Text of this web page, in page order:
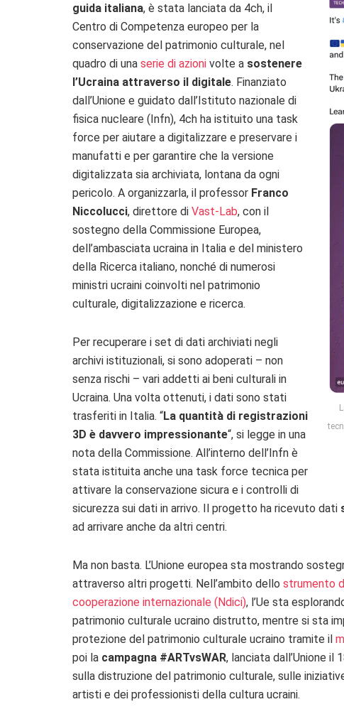
guida italiana, è stata lanciata da 4ch, il
Centro di Competenza europeo per la
conservazione del patrimonio culturale, nel
quadro di una serie di azioni volte a sostenere
l’Ucraina attraverso il digitale. Finanziato
dall’Unione e guidato dall’Istituto nazionale di
fisica nucleare (Infn), 4ch ha istituito una task
force per aiutare a digitalizzare e preservare i
manufatti e per garantire che la versione
digitalizzata sia archiviata, lontana da ogni
pericolo. A organizzarla, il professor Franco
Niccolucci, direttore di Vast-Lab, con il
sostegno della Commissione Europea,
dell’ambasciata ucraina in Italia e del ministero
della Ricerca italiano, nonché di numerosi
ministri ucraini coinvolti nel patrimonio
culturale, digitalizzazione e ricerca.
Per recuperare i set di dati archiviati negli
archivi istituzionali, si sono adoperati – non
senza rischi – vari addetti ai beni culturali in
Ucraina. Una volta ottenuti, i dati sono stati
trasferiti in Italia. “La quantità di registrazioni
3D è davvero impressionante“, si legge in una
nota della Commissione. All’interno dell’Infn è
stata istituita anche una task force tecnica per
attivare la conservazione sicura e i controlli di
sicurezza sui dati in arrivo. Il progetto ha ricevuto dati
ad arrivare anche da altri centri.
Ma non basta. L’Unione europea sta mostrando
attraverso altri progetti. Nell’ambito dello strumento
cooperazione internazionale (Ndici), l’Ue sta
patrimonio culturale ucraino distrutto, mentre si sta
protezione del patrimonio culturale ucraino tramite il
poi la campagna #ARTvsWAR, lanciata dall’Unione il
sulla distruzione del patrimonio culturale, sulle
artisti e dei professionisti della cultura ucraini.